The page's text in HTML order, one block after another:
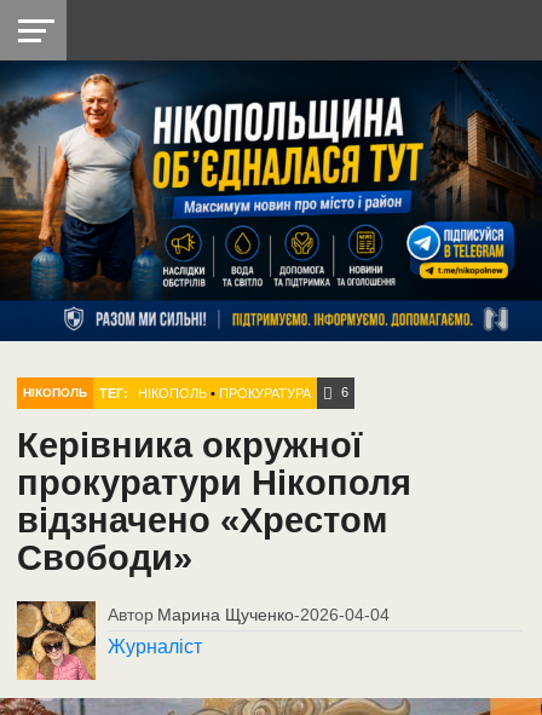
НІКОПОЛЬ
РАЙОН
СІЧЕСЛАВСЬКА
УКРАЇНА
РЕТРО
НІКОПОЛЬ
ЛАЙТ
УКРАЇНА
ДОПОМОГА
РАДІО
НІКОПОЛЬ ТЕГ: НІКОПОЛЬ •ПРОКУРАТУРА 6
Керівника окружної
прокуратури Нікополя
відзначено «Хрестом
Свободи»
Автор Марина Щученко-2026-04-04
Журналіст